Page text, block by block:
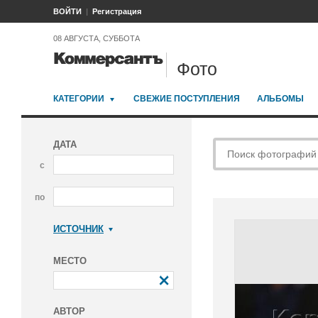
ВОЙТИ Регистрация
08 АВГУСТА, СУББОТА
Фото
КАТЕГОРИИ СВЕЖИЕ ПОСТУПЛЕНИЯ АЛЬБОМЫ
ДАТА
с
по
ИСТОЧНИК
МЕСТО
АВТОР